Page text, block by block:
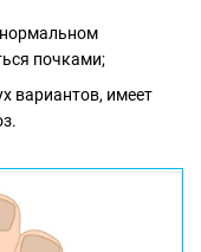
нормальном
почками;
вариантов, имеет